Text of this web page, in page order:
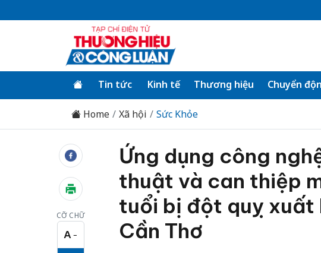
Tin tức Kinh tế Thương hiệu Chuyển
Home Xã hội Sức Khỏe
CỠ CHỮ
A −
Cỡ chữ nhỏ
Ứng dụng công
thuật và can thiệp
tuổi bị đột quỵ xuất
Cần Thơ